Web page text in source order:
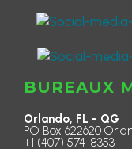
BUREAUX
Orlando, FL - QG
PO Box 622620
+1 (407) 574-8353